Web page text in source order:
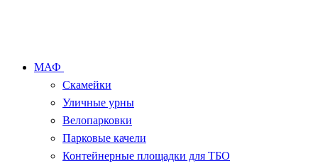
МАФ
Скамейки
Уличные урны
Велопарковки
Парковые качели
Контейнерные площадки для ТБО